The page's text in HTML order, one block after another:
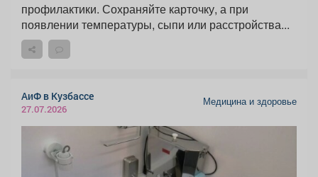
профилактики. Сохраняйте карточку, а при
появлении температуры, сыпи или расстройства...
АиФ в Кузбассе
27.07.2026
Медицина и здоровье